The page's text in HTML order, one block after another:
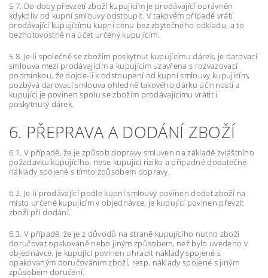
5.7. Do doby převzetí zboží kupujícím je prodávající oprávněn
kdykoliv od kupní smlouvy odstoupit. V takovém případě vrátí
prodávající kupujícímu kupní cenu bez zbytečného odkladu, a to
bezhotovostně na účet určený kupujícím.
5.8. Je-li společně se zbožím poskytnut kupujícímu dárek, je darovací
smlouva mezi prodávajícím a kupujícím uzavřena s rozvazovací
podmínkou, že dojde-li k odstoupení od kupní smlouvy kupujícím,
pozbývá darovací smlouva ohledně takového dárku účinnosti a
kupující je povinen spolu se zbožím prodávajícímu vrátit i
poskytnutý dárek.
6. PŘEPRAVA A DODÁNÍ ZBOŽÍ
6.1. V případě, že je způsob dopravy smluven na základě zvláštního
požadavku kupujícího, nese kupující riziko a případné dodatečné
náklady spojené s tímto způsobem dopravy.
6.2. Je-li prodávající podle kupní smlouvy povinen dodat zboží na
místo určené kupujícím v objednávce, je kupující povinen převzít
zboží při dodání.
6.3. V případě, že je z důvodů na straně kupujícího nutno zboží
doručovat opakovaně nebo jiným způsobem, než bylo uvedeno v
objednávce, je kupující povinen uhradit náklady spojené s
opakovaným doručováním zboží, resp. náklady spojené s jiným
způsobem doručení.